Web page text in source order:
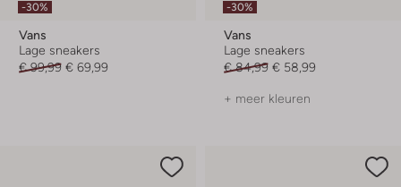
-30%
Vans
Lage sneakers
€ 99,99 € 69,99
-30%
Vans
Lage sneakers
€ 84,99 € 58,99
+ meer kleuren